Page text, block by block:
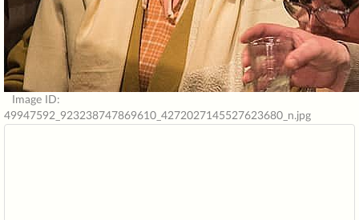
Image ID:
49947592_923238747869610_4272027145527623680_n.jpg